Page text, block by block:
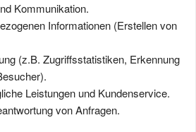
Kommunikation.
Informationen (Erstellen von
(z.B. Zugriffsstatistiken, Erkennung
Leistungen und Kundenservice.
von Anfragen.